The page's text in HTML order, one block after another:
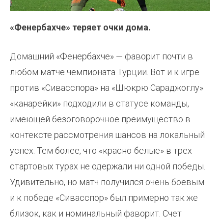
«Фенербахче» теряет очки дома.
Домашний «Фенербахче» — фаворит почти в
любом матче чемпионата Турции. Вот и к игре
против «Сивасспора» на «Шюкрю Сараджоглу»
«канарейки» подходили в статусе команды,
имеющей безоговорочное преимущество в
контексте рассмотрения шансов на локальный
успех. Тем более, что «красно-белые» в трех
стартовых турах не одержали ни одной победы.
Удивительно, но матч получился очень боевым
и к победе «Сивасспор» был примерно так же
близок, как и номинальный фаворит. Счет